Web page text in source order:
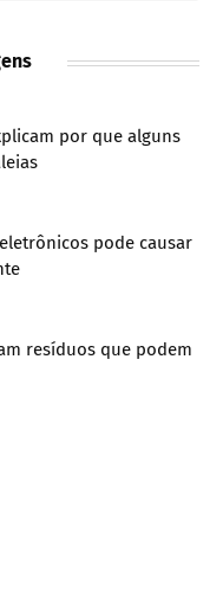
por que alguns
pode causar
resíduos que podem